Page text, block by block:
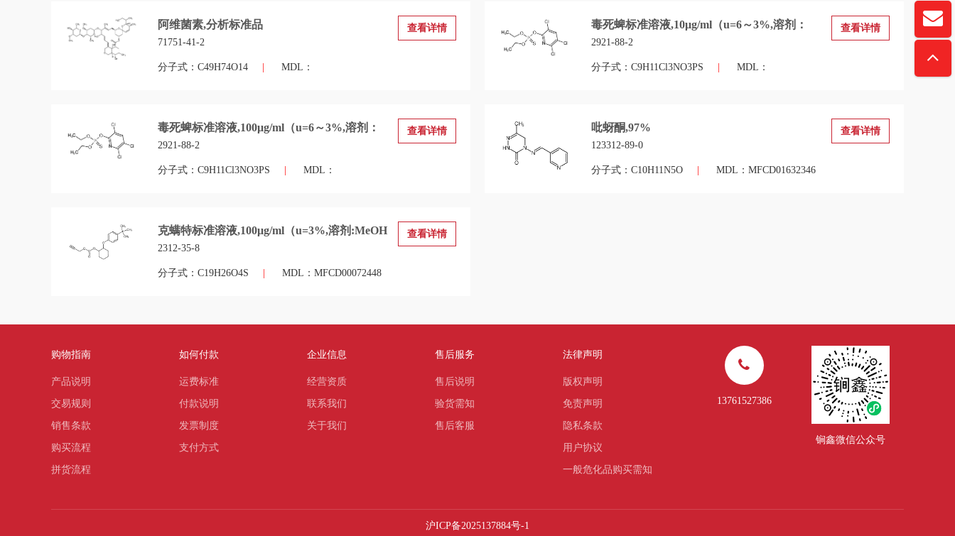
查看详情
阿维菌素,分析标准品
71751-41-2
分子式：C49H74O14 MDL：
查看详情
毒死蜱标准溶液,10μg/ml（u=6～3%,溶剂：
2921-88-2
分子式：C9H11Cl3NO3PS MDL：
查看详情
毒死蜱标准溶液,100μg/ml（u=6～3%,溶剂：
2921-88-2
分子式：C9H11Cl3NO3PS MDL：
查看详情
吡蚜酮,97%
123312-89-0
分子式：C10H11N5O MDL：MFCD01632346
查看详情
克螨特标准溶液,100μg/ml（u=3%,溶剂:MeOH
2312-35-8
分子式：C19H26O4S MDL：MFCD00072448
购物指南
产品说明
交易规则
销售条款
购买流程
拼货流程
如何付款
运费标准
付款说明
发票制度
支付方式
企业信息
经营资质
联系我们
关于我们
售后服务
售后说明
验货需知
售后客服
法律声明
版权声明
免责声明
隐私条款
用户协议
一般危化品购买需知
13761527386
锏鑫微信公众号
沪ICP备2025137884号-1
扫
“